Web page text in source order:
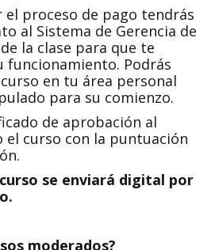
el proceso de pago tendrás
al Sistema de Gerencia de
la clase para que te
funcionamiento. Podrás
en tu área personal
para su comienzo.
de aprobación al
el curso con la puntuación
se enviará digital por
.
moderados?